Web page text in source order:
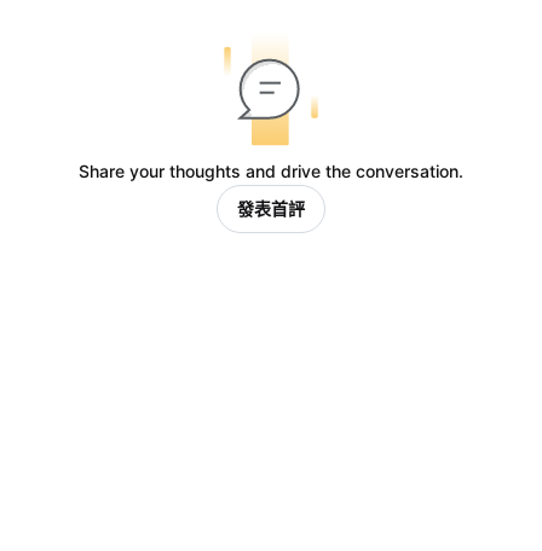
Share your thoughts and drive the conversation.
發表首評